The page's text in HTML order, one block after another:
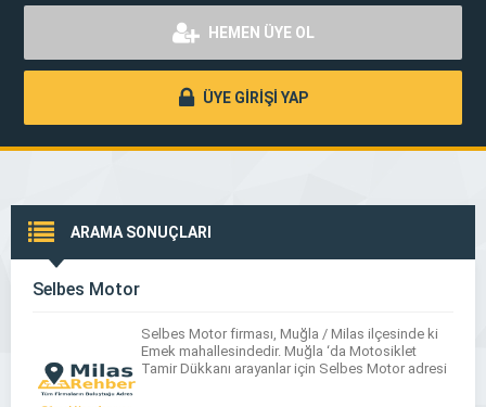
HEMEN ÜYE OL
ÜYE GİRİŞİ YAP
ARAMA SONUÇLARI
Selbes Motor
Selbes Motor firması, Muğla / Milas ilçesinde ki
Emek mahallesindedir. Muğla ‘da Motosiklet
Tamir Dükkanı arayanlar için Selbes Motor adresi